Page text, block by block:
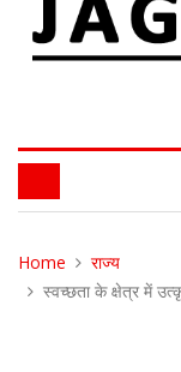
Home
राज्य
स्वच्छता के क्षेत्र में